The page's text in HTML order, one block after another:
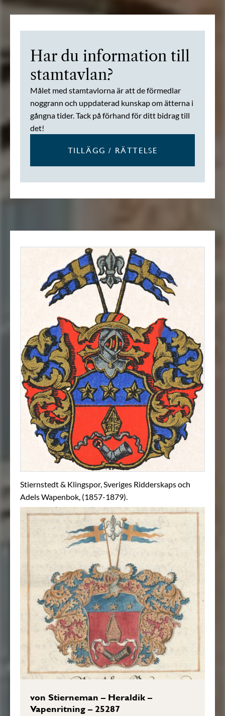
Har du information till
stamtavlan?
Målet med stamtavlorna är att de förmedlar
noggrann och uppdaterad kunskap om ätterna i
gångna tider. Tack på förhand för ditt bidrag till
det!
TILLÄGG / RÄTTELSE
Stiernstedt & Klingspor, Sveriges Ridderskaps och
Adels Wapenbok, (1857-1879).
von Stierneman – Heraldik –
Vapenritning – 25287